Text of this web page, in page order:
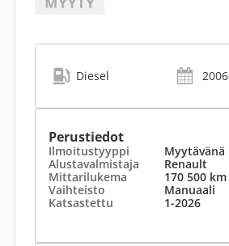
Diesel 2006
Perustiedot
Ilmoitustyyppi Myytävänä
Alustavalmistaja
Renault
Mittarilukema
170 500 km
Vaihteisto
Manuaali
Katsastettu
1-2026